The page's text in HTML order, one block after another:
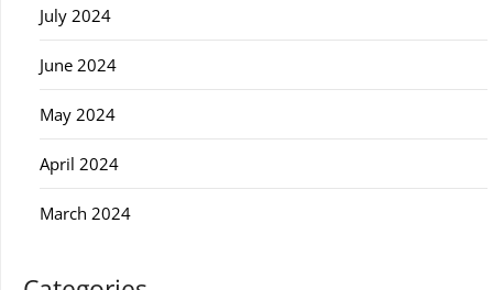
July 2024
June 2024
May 2024
April 2024
March 2024